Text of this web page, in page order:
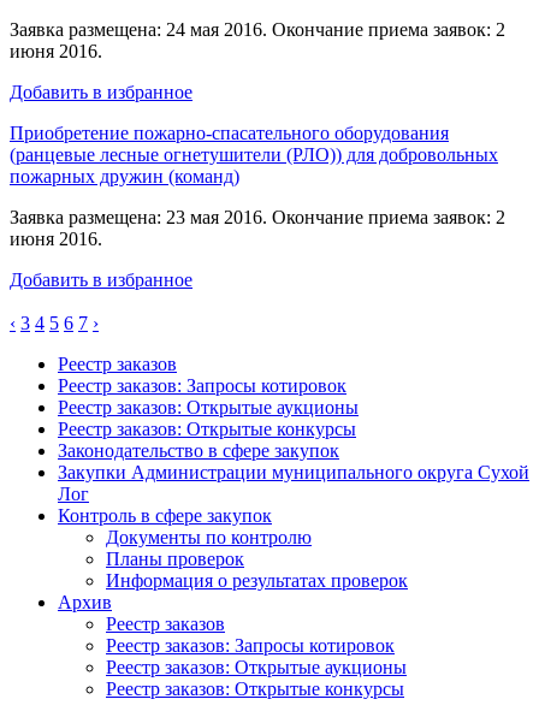
Заявка размещена: 24 мая 2016. Окончание приема заявок: 2
июня 2016.
Добавить в избранное
Приобретение пожарно-спасательного оборудования
(ранцевые лесные огнетушители (РЛО)) для добровольных
пожарных дружин (команд)
Заявка размещена: 23 мая 2016. Окончание приема заявок: 2
июня 2016.
Добавить в избранное
‹ 3 4 5 6 7 ›
Реестр заказов
Реестр заказов: Запросы котировок
Реестр заказов: Открытые аукционы
Реестр заказов: Открытые конкурсы
Законодательство в сфере закупок
Закупки Администрации муниципального округа Сухой
Лог
Контроль в сфере закупок
Документы по контролю
Планы проверок
Информация о результатах проверок
Архив
Реестр заказов
Реестр заказов: Запросы котировок
Реестр заказов: Открытые аукционы
Реестр заказов: Открытые конкурсы